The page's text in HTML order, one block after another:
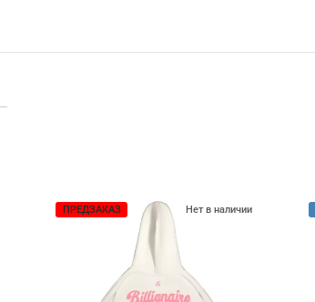
Нет в наличии
ПРЕДЗАКАЗ